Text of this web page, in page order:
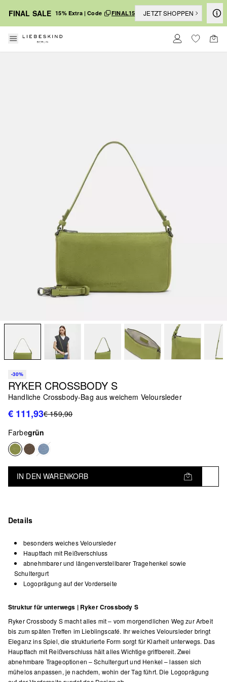
FINAL SALE 15% Extra | Code FINAL15 JETZT SHOPPEN
-30%
RYKER CROSSBODY S
Handliche Crossbody-Bag aus weichem Veloursleder
€ 111,93€ 159,90
Farbegrün
IN DEN WARENKORB
Details
besonders weiches Veloursleder
Hauptfach mit Reißverschluss
abnehmbarer und längenverstellbarer Tragehenkel sowie
Schultergurt
Logoprägung auf der Vorderseite
Struktur für unterwegs | Ryker Crossbody S
Ryker Crossbody S macht alles mit – vom morgendlichen Weg zur Arbeit
bis zum späten Treffen im Lieblingscafé. Ihr weiches Veloursleder bringt
Eleganz ins Spiel, die strukturierte Form sorgt für Klarheit unterwegs. Das
Hauptfach mit Reißverschluss hält alles Wichtige griffbereit. Zwei
abnehmbare Trageoptionen – Schultergurt und Henkel – lassen sich
mühelos anpassen, je nachdem, wohin der Tag führt. Die Logoprägung